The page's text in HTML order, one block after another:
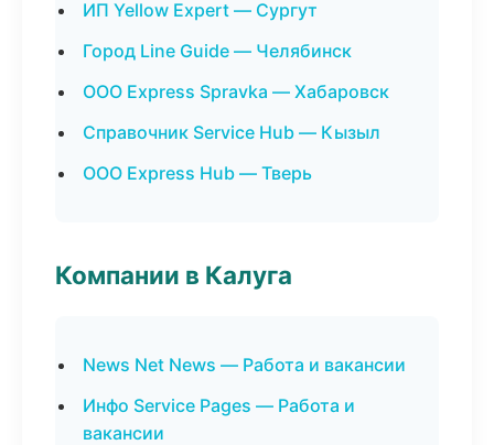
ИП Yellow Expert — Сургут
Город Line Guide — Челябинск
ООО Express Spravka — Хабаровск
Справочник Service Hub — Кызыл
ООО Express Hub — Тверь
Компании в Калуга
News Net News — Работа и вакансии
Инфо Service Pages — Работа и
вакансии